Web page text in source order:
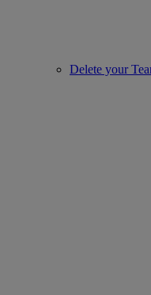
Delete your